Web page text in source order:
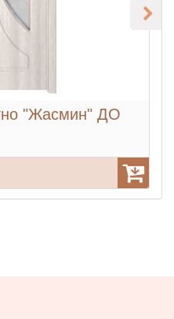
"Жасмин" ДО